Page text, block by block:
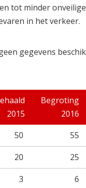
tot minder
in het verkeer.
gegevens
2015
Begroting
2016
50 55
20 25
3 6